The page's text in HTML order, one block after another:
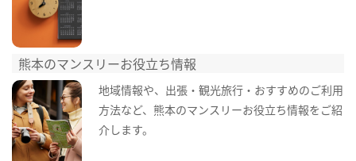
熊本のマンスリーお役立ち情報
地域情報や、出張・観光旅行・おすすめのご利用
方法など、熊本のマンスリーお役立ち情報をご紹
介します。